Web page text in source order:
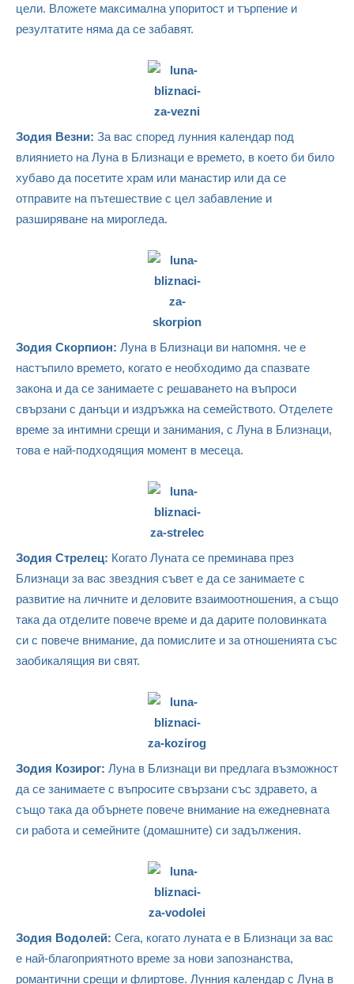
цели. Вложете максимална упоритост и търпение и
резултатите няма да се забавят.
Зодия Везни: За вас според лунния календар под
влиянието на Луна в Близнаци е времето, в което би било
хубаво да посетите храм или манастир или да се
отправите на пътешествие с цел забавление и
разширяване на мирогледа.
Зодия Скорпион: Луна в Близнаци ви напомня. че е
настъпило времето, когато е необходимо да спазвате
закона и да се занимаете с решаването на въпроси
свързани с данъци и издръжка на семейството. Отделете
време за интимни срещи и занимания, с Луна в Близнаци,
това е най-подходящия момент в месеца.
Зодия Стрелец: Когато Луната се преминава през
Близнаци за вас звездния съвет е да се занимаете с
развитие на личните и деловите взаимоотношения, а също
така да отделите повече време и да дарите половинката
си с повече внимание, да помислите и за отношенията със
заобикалящия ви свят.
Зодия Козирог: Луна в Близнаци ви предлага възможност
да се занимаете с въпросите свързани със здравето, а
също така да обърнете повече внимание на ежедневната
си работа и семейните (домашните) си задължения.
Зодия Водолей: Сега, когато луната е в Близнаци за вас
е най-благоприятното време за нови запознанства,
романтични срещи и флиртове. Лунния календар с Луна в